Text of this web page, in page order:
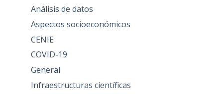
Análisis de datos
Aspectos socioeconómicos
CENIE
COVID-19
General
Infraestructuras científicas